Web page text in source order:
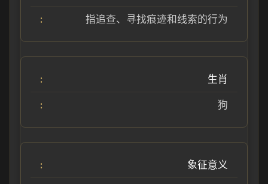
指追查、寻找痕迹和线索的行为
生肖
狗
象征意义